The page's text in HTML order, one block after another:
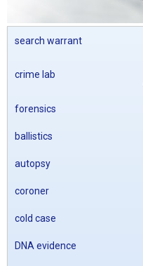
search warrant
crime lab
forensics
ballistics
autopsy
coroner
cold case
DNA evidence